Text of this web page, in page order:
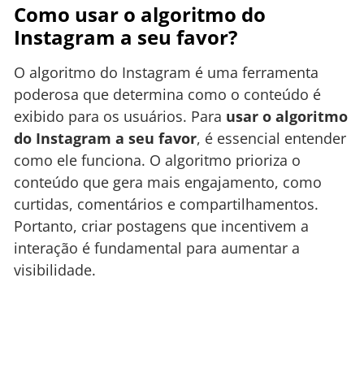
Como usar o algoritmo do
Instagram a seu favor?
O algoritmo do Instagram é uma ferramenta
poderosa que determina como o conteúdo é
exibido para os usuários. Para usar o algoritmo
do Instagram a seu favor, é essencial entender
como ele funciona. O algoritmo prioriza o
conteúdo que gera mais engajamento, como
curtidas, comentários e compartilhamentos.
Portanto, criar postagens que incentivem a
interação é fundamental para aumentar a
visibilidade.